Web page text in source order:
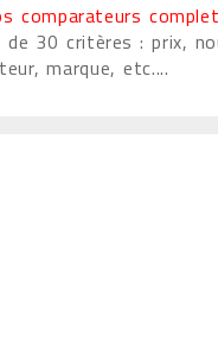
comparateurs
de 30 critères : prix,
marque, etc....